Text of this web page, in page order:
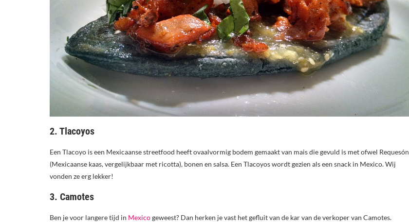
2. Tlacoyos
Een Tlacoyo is een Mexicaanse streetfood heeft ovaalvormig bodem gemaakt van mais die gevuld is met ofwel Requesón
(Mexicaanse kaas, vergelijkbaar met ricotta), bonen en salsa. Een Tlacoyos wordt gezien als een snack in Mexico. Wij
vonden ze erg lekker!
3. Camotes
Ben je voor langere tijd in Mexicogeweest? Dan herken je vast het gefluit van de kar van de verkoper van Camotes.